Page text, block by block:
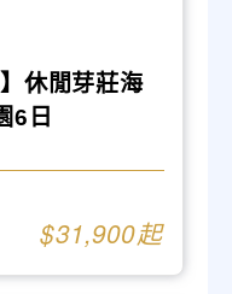
休閒芽莊海
6日
31,900